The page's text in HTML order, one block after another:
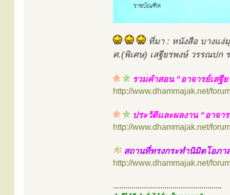
ที่มา : หนังสือ บางแง่
ศ.(พิเศษ) เสฐียรพงษ์ วรรณป
รวมคำสอน “อาจารย์เสฐี
http://www.dhammajak.net/
ประวัติและผลงาน “อาจา
http://www.dhammajak.net/
สถานที่ทรงกระทำนิมิตโอภ
http://www.dhammajak.net/
.....................................................